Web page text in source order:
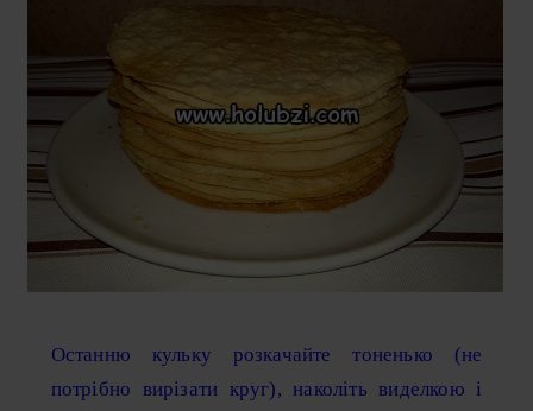
Останню кульку розкачайте тоненько (не
потрібно вирізати круг), наколіть виделкою і